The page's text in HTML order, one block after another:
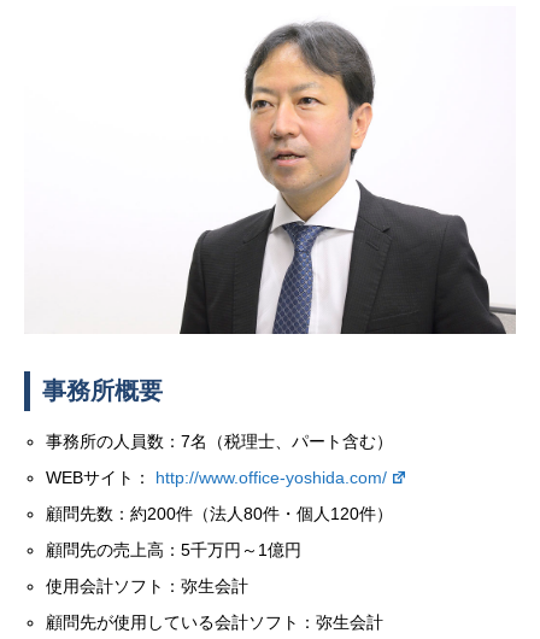
事務所概要
事務所の人員数：7名（税理士、パート含む）
WEBサイト： http://www.office-yoshida.com/
顧問先数：約200件（法人80件・個人120件）
顧問先の売上高：5千万円～1億円
使用会計ソフト：弥生会計
顧問先が使用している会計ソフト：弥生会計